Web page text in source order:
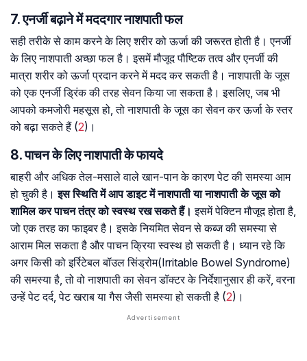
7. एनर्जी बढ़ाने में मददगार नाशपाती फल
सही तरीके से काम करने के लिए शरीर को ऊर्जा की जरूरत होती है। एनर्जी
के लिए नाशपाती अच्छा फल है। इसमें मौजूद पौष्टिक तत्व और एनर्जी की
मात्रा शरीर को ऊर्जा प्रदान करने में मदद कर सकती है। नाशपाती के जूस
को एक एनर्जी ड्रिंक की तरह सेवन किया जा सकता है। इसलिए, जब भी
आपको कमजोरी महसूस हो, तो नाशपाती के जूस का सेवन कर ऊर्जा के स्तर
को बढ़ा सकते हैं (2)।
8. पाचन के लिए नाशपाती के फायदे
बाहरी और अधिक तेल-मसाले वाले खान-पान के कारण पेट की समस्या आम
हो चुकी है।इस स्थिति में आप डाइट में नाशपाती या नाशपाती के जूस को
शामिल कर पाचन तंत्र को स्वस्थ रख सकते हैं। इसमें पेक्टिन मौजूद होता है,
जो एक तरह का फाइबर है। इसके नियमित सेवन से कब्ज की समस्या से
आराम मिल सकता है और पाचन क्रिया स्वस्थ हो सकती है। ध्यान रहे कि
अगर किसी को इर्रिटेबल बॉउल सिंड्रोम(Irritable Bowel Syndrome)
की समस्या है, तो वो नाशपाती का सेवन डॉक्टर के निर्देशानुसार ही करें, वरना
उन्हें पेट दर्द, पेट खराब या गैस जैसी समस्या हो सकती है (2)।